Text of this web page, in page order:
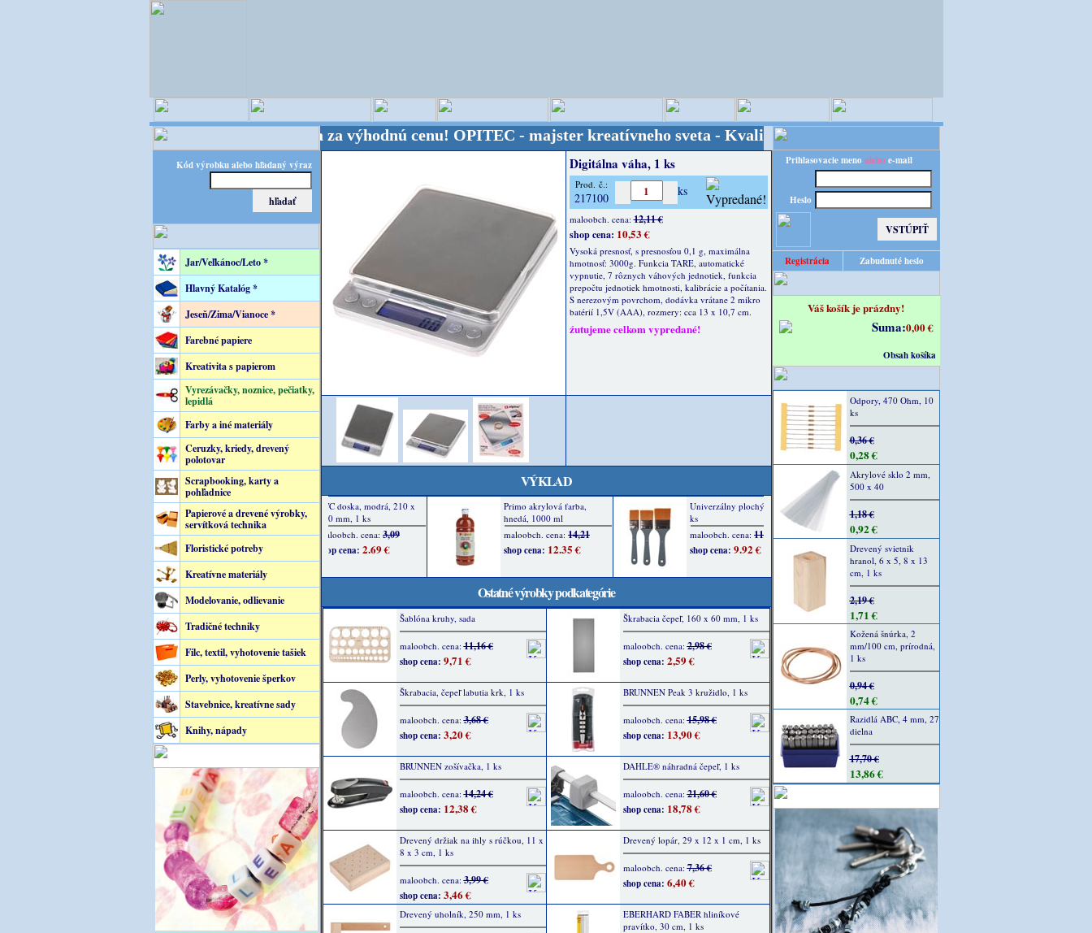
Kód výrobku alebo hľadaný výraz
Jar/Veľkánoc/Leto *
Hlavný Katalóg *
Jeseň/Zima/Vianoce *
Farebné papiere
Kreativita s papierom
Vyrezávačky, noznice, pečiatky,
lepidlá
Farby a iné materiály
Ceruzky, kriedy, drevený
polotovar
Scrapbooking, karty a
pohľadnice
Papierové a drevené výrobky,
servítková technika
Floristické potreby
Kreatívne materiály
Modelovanie, odlievanie
Tradičné techniky
Filc, textil, vyhotovenie tašiek
Perly, vyhotovenie šperkov
Stavebnice, kreatívne sady
Knihy, nápady
- majster kreatívneho sveta - Kvalita za výhodnú cenu! OPITEC - majster kreatívneho sveta - Kvalita za výhodnú cenu!
Digitálna váha, 1 ks
Prod. č.:
217100 ks
maloobch. cena:12,11 €
shop cena: 10,53 €
Vysoká presnosť, s presnosťou 0,1 g, maximálna
hmotnosť: 3000g. Funkcia TARE, automatické
vypnutie, 7 rôznych váhových jednotiek, funkcia
prepočtu jednotiek hmotnosti, kalibrácie a počítania.
S nerezovým povrchom, dodávka vrátane 2 mikro
batérií 1,5V (AAA), rozmery: cca 13 x 10,7 cm.
źutujeme celkom vypredané!
VÝKLAD
Ostatné výrobky podkategórie
Šablóna kruhy, sada
maloobch. cena:11,16 €
shop cena: 9,71 €
Škrabacia čepeľ, 160 x 60 mm, 1 ks
maloobch. cena:2,98 €
shop cena: 2,59 €
Škrabacia, čepeľ labutia krk, 1 ks
maloobch. cena:3,68 €
shop cena: 3,20 €
BRUNNEN Peak 3 kružidlo, 1 ks
maloobch. cena:15,98 €
shop cena: 13,90 €
BRUNNEN zošívačka, 1 ks
maloobch. cena:14,24 €
shop cena: 12,38 €
DAHLE® náhradná čepeľ, 1 ks
maloobch. cena:21,60 €
shop cena: 18,78 €
Drevený držiak na ihly s rúčkou, 11 x
8 x 3 cm, 1 ks
maloobch. cena:3,99 €
shop cena: 3,46 €
Drevený lopár, 29 x 12 x 1 cm, 1 ks
maloobch. cena:7,36 €
shop cena: 6,40 €
Drevený uholník, 250 mm, 1 ks
EBERHARD FABER hliníkové
pravítko, 30 cm, 1 ks
Prihlasovacie meno alebo e-mail
Heslo
Registrácia Zabudnuté heslo
Váš košík je prázdny!
Suma:0,00 €
Obsah košíka
Odpory, 470 Ohm, 10
ks
0,36 €
0,28 €
Akrylové sklo 2 mm,
500 x 40
1,18 €
0,92 €
Drevený svietnik
hranol, 6 x 5, 8 x 13
cm, 1 ks
2,19 €
1,71 €
Kožená šnúrka, 2
mm/100 cm, prírodná,
1 ks
0,94 €
0,74 €
Razidlá ABC, 4 mm, 27
dielna
17,70 €
13,86 €